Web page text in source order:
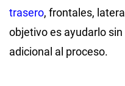
trasero, frontales,
objetivo es ayudarlo
adicional al proceso.